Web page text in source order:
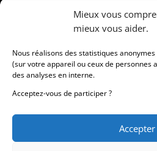
Mieux vous
mieux vous aider.
Nous réalisons des statistiques
(sur votre appareil ou ceux de personnes
des analyses en interne.
Acceptez-vous de participer ?
Accepter
Coordonnées